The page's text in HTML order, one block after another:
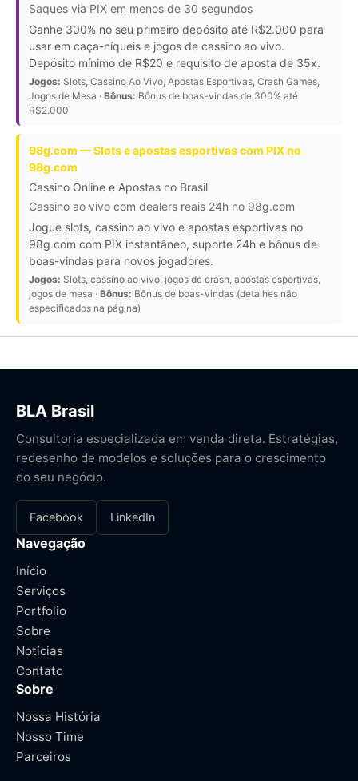
Saques via PIX em menos de 30 segundos
Ganhe 300% no seu primeiro depósito até R$2.000 para
usar em caça-níqueis e jogos de cassino ao vivo.
Depósito mínimo de R$20 e requisito de aposta de 35x.
Jogos: Slots, Cassino Ao Vivo, Apostas Esportivas, Crash Games,
Jogos de Mesa · Bônus: Bônus de boas-vindas de 300% até
R$2.000
98g.com — Slots e apostas esportivas com PIX no
98g.com
Cassino Online e Apostas no Brasil
Cassino ao vivo com dealers reais 24h no 98g.com
Jogue slots, cassino ao vivo e apostas esportivas no
98g.com com PIX instantâneo, suporte 24h e bônus de
boas-vindas para novos jogadores.
Jogos: Slots, cassino ao vivo, jogos de crash, apostas esportivas,
jogos de mesa · Bônus: Bônus de boas-vindas (detalhes não
especificados na página)
BLA Brasil
Consultoria especializada em venda direta. Estratégias,
redesenho de modelos e soluções para o crescimento
do seu negócio.
Facebook LinkedIn
Navegação
Início
Serviços
Portfolio
Sobre
Notícias
Contato
Sobre
Nossa História
Nosso Time
Parceiros